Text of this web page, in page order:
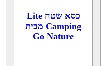
כסא שטח Lite
Camping מבית
Go Nature